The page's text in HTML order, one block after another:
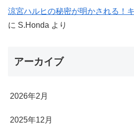
涼宮ハルヒの秘密が明かされる！
に S.Honda より
アーカイブ
2026年2月
2025年12月